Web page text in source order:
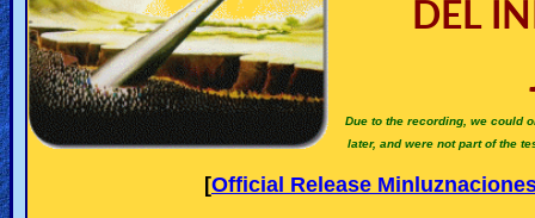
Site
🎞
Christian
Netflix
DEL
Due to the recording, we could
later, and were not part of the
[Official Release